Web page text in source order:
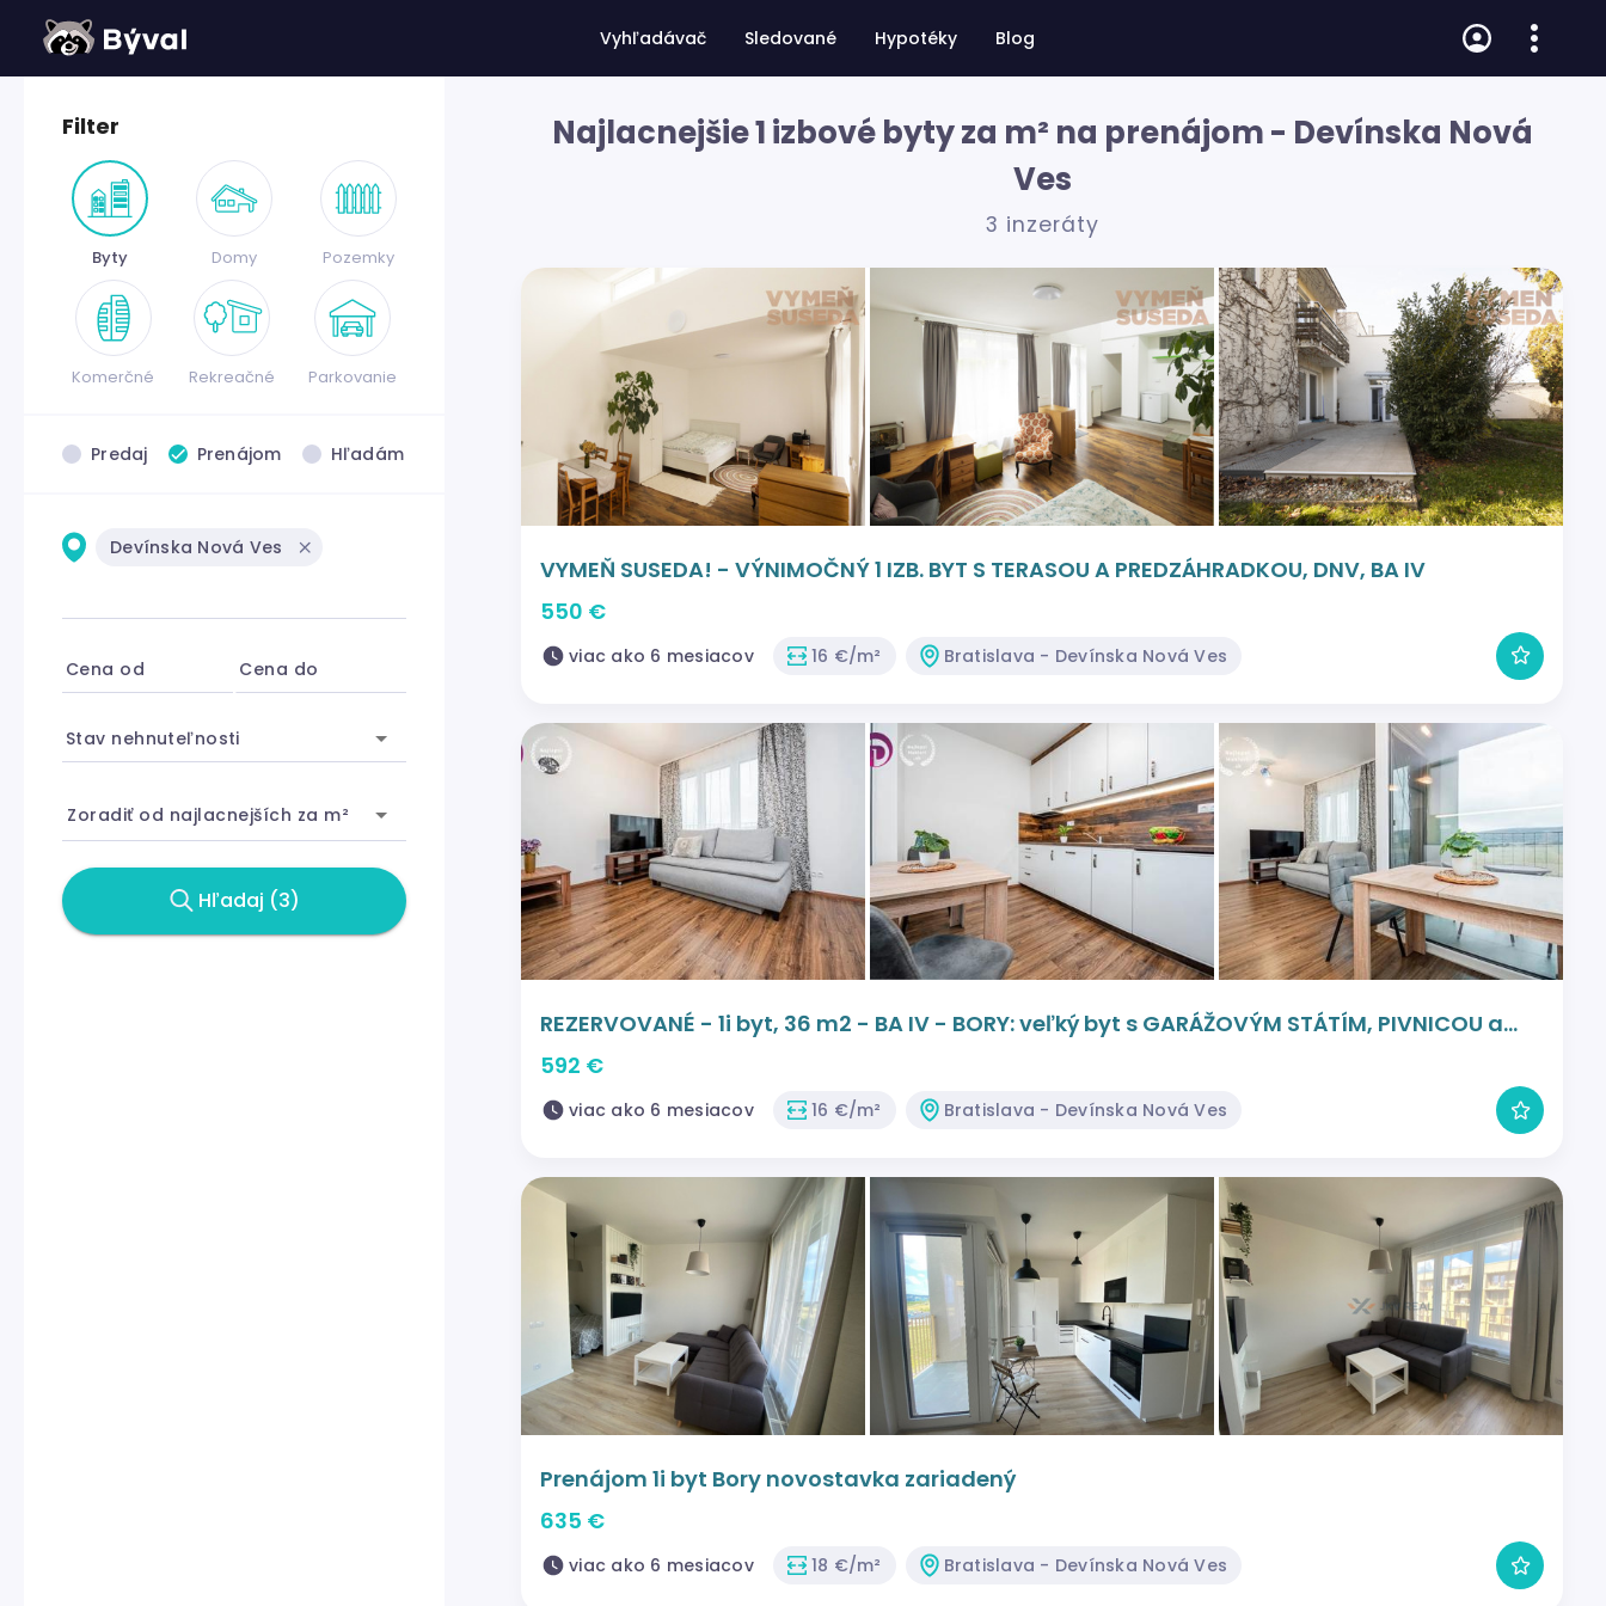
Vyhľadávač Sledované Hypotéky Blog
Filter
Byty Domy Pozemky
Komerčné Rekreačné Parkovanie
Predaj Prenájom Hľadám
Devínska Nová Ves
Cena od Cena do
Stav nehnuteľnosti
Zoradiť od najlacnejších za m²
Hľadaj (3)
Najlacnejšie 1 izbové byty za m² na prenájom - Devínska Nová
Ves
3 inzeráty
VYMEŇ SUSEDA! - VÝNIMOČNÝ 1 IZB. BYT S TERASOU A PREDZÁHRADKOU, DNV, BA IV
550 €
viac ako 6 mesiacov 16 €/m² Bratislava - Devínska Nová Ves
REZERVOVANÉ - 1i byt, 36 m2 - BA IV - BORY: veľký byt s GARÁŽOVÝM STÁTÍM, PIVNICOU a
krásnym výhľadom V NOVOSTAVBE
592 €
viac ako 6 mesiacov 16 €/m² Bratislava - Devínska Nová Ves
Prenájom 1i byt Bory novostavka zariadený
635 €
viac ako 6 mesiacov 18 €/m² Bratislava - Devínska Nová Ves